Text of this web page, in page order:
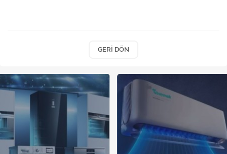
Musluk
Soğutma Sistemleri
Şofben ve Termosifon
GERI DÖN